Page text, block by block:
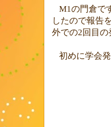
M1の門倉で
したので報告
外での2回目の
初めに学会